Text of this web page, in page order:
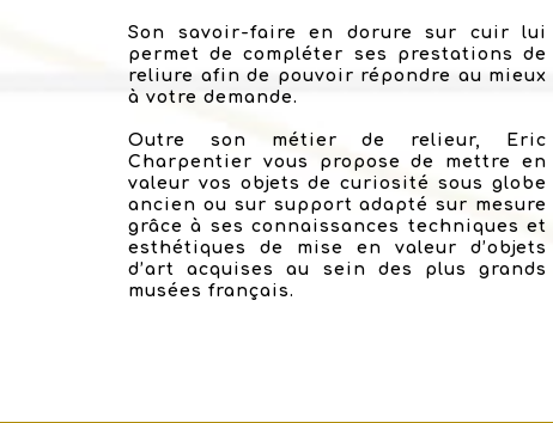
Son savoir-faire en dorure sur cuir lui
permet de compléter ses prestations de
reliure afin de pouvoir répondre au mieux
à votre demande.
Outre son métier de relieur, Eric
Charpentier vous propose de mettre en
valeur vos objets de curiosité sous globe
ancien ou sur support adapté sur mesure
grâce à ses connaissances techniques et
esthétiques de mise en valeur d’objets
d’art acquises au sein des plus grands
musées français.